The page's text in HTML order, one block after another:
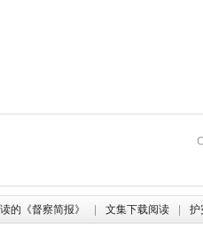
的《督察简报》 文集下载阅读 护